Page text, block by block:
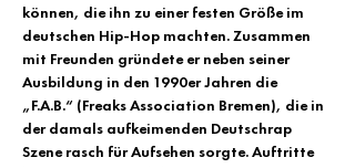
können, die ihn zu einer festen Größe im
deutschen Hip-Hop machten. Zusammen
mit Freunden gründete er neben seiner
Ausbildung in den 1990er Jahren die
„F.A.B.“ (Freaks Association Bremen), die in
der damals aufkeimenden Deutschrap
Szene rasch für Aufsehen sorgte. Auftritte